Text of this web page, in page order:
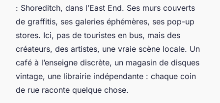
: Shoreditch, dans l’East End. Ses murs couverts
de graffitis, ses galeries éphémères, ses pop-up
stores. Ici, pas de touristes en bus, mais des
créateurs, des artistes, une vraie scène locale. Un
café à l’enseigne discrète, un magasin de disques
vintage, une librairie indépendante : chaque coin
de rue raconte quelque chose.